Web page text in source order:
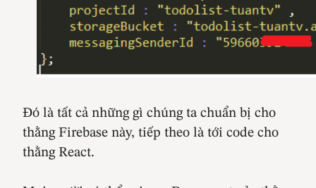
Đó là tất cả những gì chúng ta chuẩn bị cho
thằng Firebase này, tiếp theo là tới code cho
thằng React.